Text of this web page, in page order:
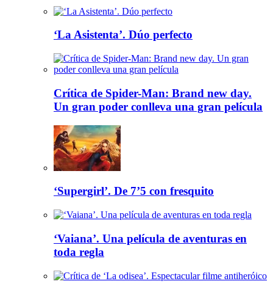
‘La Asistenta’. Dúo perfecto
Crítica de Spider-Man: Brand new day.
Un gran poder conlleva una gran película
‘Supergirl’. De 7’5 con fresquito
‘Vaiana’. Una película de aventuras en
toda regla